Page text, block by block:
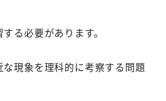
る必要があります。
現象を理科的に考察する問題